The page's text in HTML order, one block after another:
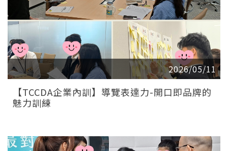
2026/05/11
【TCCDA企業內訓】導覽表達力-開口即品牌的
魅力訓練